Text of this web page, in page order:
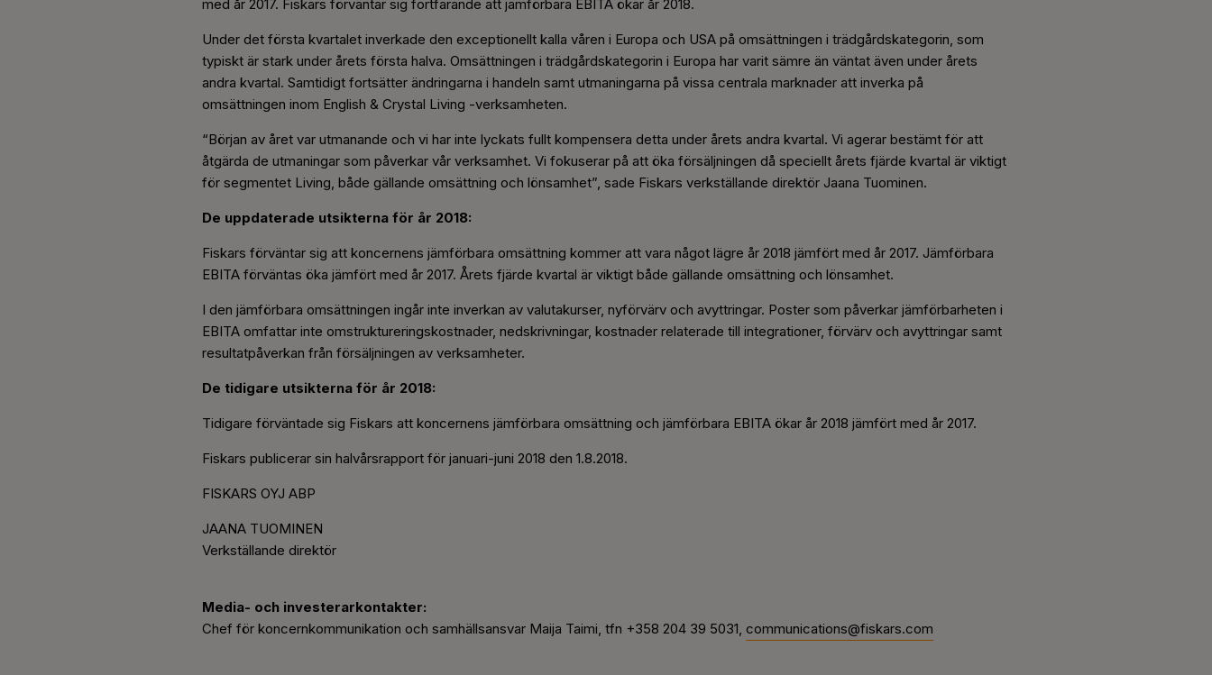
med år 2017. Fiskars förväntar sig fortfarande att jämförbara EBITA ökar år 2018.
Under det första kvartalet inverkade den exceptionellt kalla våren i Europa och USA på omsättningen i trädgårdskategorin, som
typiskt är stark under årets första halva. Omsättningen i trädgårdskategorin i Europa har varit sämre än väntat även under årets
andra kvartal. Samtidigt fortsätter ändringarna i handeln samt utmaningarna på vissa centrala marknader att inverka på
omsättningen inom English & Crystal Living -verksamheten.
“Början av året var utmanande och vi har inte lyckats fullt kompensera detta under årets andra kvartal. Vi agerar bestämt för att
åtgärda de utmaningar som påverkar vår verksamhet. Vi fokuserar på att öka försäljningen då speciellt årets fjärde kvartal är viktigt
för segmentet Living, både gällande omsättning och lönsamhet”, sade Fiskars verkställande direktör Jaana Tuominen.
De uppdaterade utsikterna för år 2018:
Fiskars förväntar sig att koncernens jämförbara omsättning kommer att vara något lägre år 2018 jämfört med år 2017. Jämförbara
EBITA förväntas öka jämfört med år 2017. Årets fjärde kvartal är viktigt både gällande omsättning och lönsamhet.
I den jämförbara omsättningen ingår inte inverkan av valutakurser, nyförvärv och avyttringar. Poster som påverkar jämförbarheten i
EBITA omfattar inte omstruktureringskostnader, nedskrivningar, kostnader relaterade till integrationer, förvärv och avyttringar samt
resultatpåverkan från försäljningen av verksamheter.
De tidigare utsikterna för år 2018:
Tidigare förväntade sig Fiskars att koncernens jämförbara omsättning och jämförbara EBITA ökar år 2018 jämfört med år 2017.
Fiskars publicerar sin halvårsrapport för januari-juni 2018 den 1.8.2018.
FISKARS OYJ ABP
JAANA TUOMINEN
Verkställande direktör
Media- och investerarkontakter:
Chef för koncernkommunikation och samhällsansvar Maija Taimi, tfn +358 204 39 5031, communications@fiskars.com